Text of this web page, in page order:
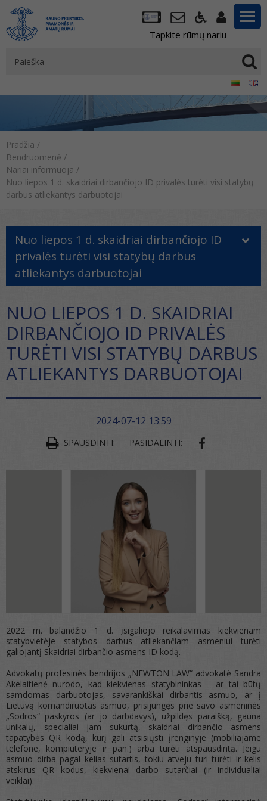
Tapkite rūmų nariu
Pradžia /
Bendruomenė /
Nariai informuoja /
Nuo liepos 1 d. skaidriai dirbančiojo ID privalės turėti visi statybų
darbus atliekantys darbuotojai
Nuo liepos 1 d. skaidriai dirbančiojo ID
privalės turėti visi statybų darbus
atliekantys darbuotojai
NUO LIEPOS 1 D. SKAIDRIAI
DIRBANČIOJO ID PRIVALĖS
TURĖTI VISI STATYBŲ DARBUS
ATLIEKANTYS DARBUOTOJAI
2024-07-12 13:59
SPAUSDINTI: PASIDALINTI:
2022 m. balandžio 1 d. įsigaliojo reikalavimas kiekvienam
statybvietėje statybos darbus atliekančiam asmeniui turėti
galiojantį Skaidriai dirbančio asmens ID kodą.
Advokatų profesinės bendrijos „NEWTON LAW“ advokatė Sandra
Akelaitienė nurodo, kad kiekvienas statybininkas – ar tai būtų
samdomas darbuotojas, savarankiškai dirbantis asmuo, ar į
Lietuvą komandiruotas asmuo, prisijungęs prie savo asmeninės
„Sodros“ paskyros (ar jo darbdavys), užpildęs paraišką, gauna
unikalų, specialiai jam sukurtą, skaidriai dirbančio asmens
tapatybės QR kodą, kurį gali atsisiųsti įrenginyje (mobiliajame
telefone, kompiuteryje ir pan.) arba turėti atspausdintą. Jeigu
asmuo dirba pagal kelias sutartis, tokiu atveju turi turėti ir kelis
atskirus QR kodus, kiekvienai darbo sutarčiai (ir individualiai
veiklai).